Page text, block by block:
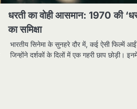
धरती का वोही आसमान: 1970 की
का समिक्षा
भारतीय सिनेमा के सुनहरे दौर में, कई ऐसी फिल्में आईं
जिन्होंने दर्शकों के दिलों में एक गहरी छाप छोड़ी।